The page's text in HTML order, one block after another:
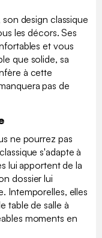
design classique
les décors. Ses
et vous
que solide, sa
à cette
pas de
ne pourrez pas
s'adapte à
lui apportent de la
dossier lui
Intemporelles, elles
table de salle à
moments en